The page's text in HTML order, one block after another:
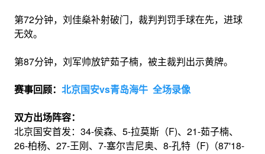
第72分钟，刘佳燊补射破门，裁判判罚手球在先，进球
无效。
第87分钟，刘军帅放铲茹子楠，被主裁判出示黄牌。
赛事回顾： 北京国安vs青岛海牛 全场录像
双方出场阵容：
北京国安首发：34-侯森、5-拉莫斯（F)、21-茹子楠、
26-柏杨、27-王刚、7-塞尔吉尼奥、8-孔特（F)（87'18-